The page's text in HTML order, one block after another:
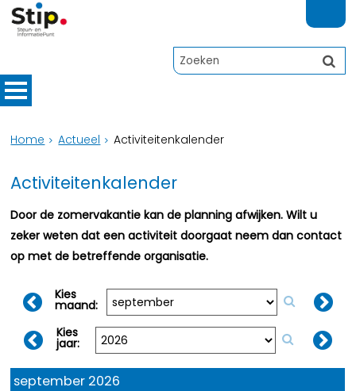
Home Actueel Activiteitenkalender
Activiteitenkalender
Door de zomervakantie kan de planning afwijken. Wilt u
zeker weten dat een activiteit doorgaat neem dan contact
op met de betreffende organisatie.
Kies
maand:
Kies
jaar:
september 2026